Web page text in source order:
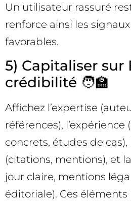
Un utilisateur rassuré
renforce ainsi les
favorables.
5) Capitaliser sur
crédibilité 🧑‍🏫
Affichez l’expertise
références), l’expérience
concrets, études de cas),
(citations, mentions), et
jour claire, mentions
éditoriale). Ces